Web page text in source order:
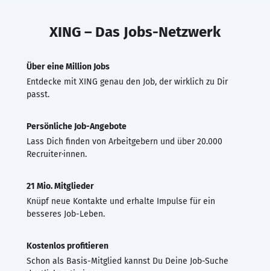
XING – Das Jobs-Netzwerk
Über eine Million Jobs
Entdecke mit XING genau den Job, der wirklich zu Dir
passt.
Persönliche Job-Angebote
Lass Dich finden von Arbeitgebern und über 20.000
Recruiter·innen.
21 Mio. Mitglieder
Knüpf neue Kontakte und erhalte Impulse für ein
besseres Job-Leben.
Kostenlos profitieren
Schon als Basis-Mitglied kannst Du Deine Job-Suche